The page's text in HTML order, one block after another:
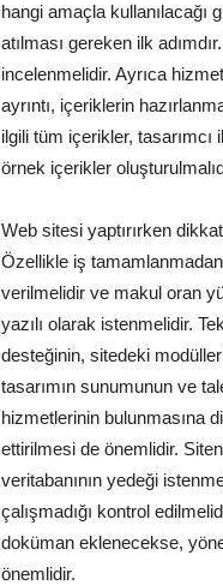
hangi amaçla kullanılacağı
atılması gereken ilk
incelenmelidir. Ayrıca
ayrıntı, içeriklerin
ilgili tüm içerikler,
örnek içerikler
Web sitesi yaptırırken
Özellikle iş
verilmelidir ve makul oran
yazılı olarak istenmelidir.
desteğinin, sitedeki
tasarımın sunumunun ve
hizmetlerinin bulunmasına
ettirilmesi de önemlidir.
veritabanının yedeği
çalışmadığı kontrol
doküman eklenecekse,
önemlidir.